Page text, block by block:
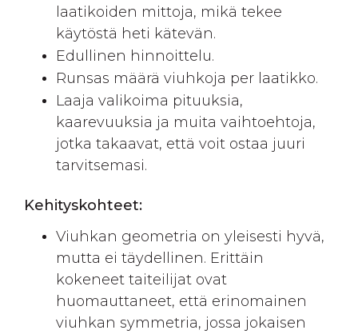
laatikoiden mittoja, mikä tekee
käytöstä heti kätevän.
Edullinen hinnoittelu.
Runsas määrä viuhkoja per laatikko.
Laaja valikoima pituuksia,
kaarevuuksia ja muita vaihtoehtoja,
jotka takaavat, että voit ostaa juuri
tarvitsemasi.
Kehityskohteet:
Viuhkan geometria on yleisesti hyvä,
mutta ei täydellinen. Erittäin
kokeneet taiteilijat ovat
huomauttaneet, että erinomainen
viuhkan symmetria, jossa jokaisen